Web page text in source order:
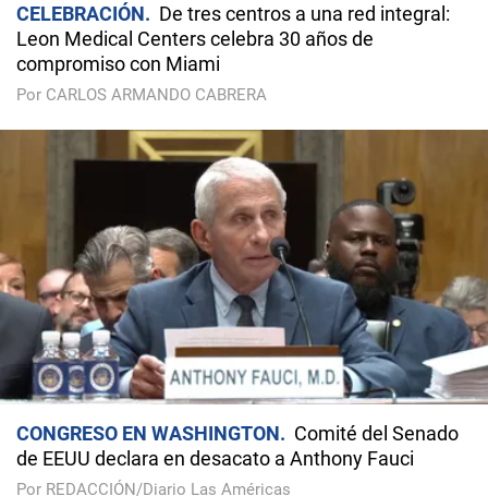
CELEBRACIÓN
De tres centros a una red integral:
Leon Medical Centers celebra 30 años de
compromiso con Miami
Por CARLOS ARMANDO CABRERA
CONGRESO EN WASHINGTON
Comité del Senado
de EEUU declara en desacato a Anthony Fauci
Por REDACCIÓN/Diario Las Américas